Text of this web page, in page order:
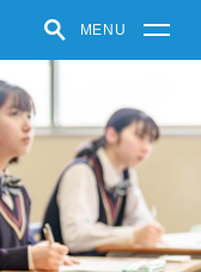
MENU
保護者の方へ